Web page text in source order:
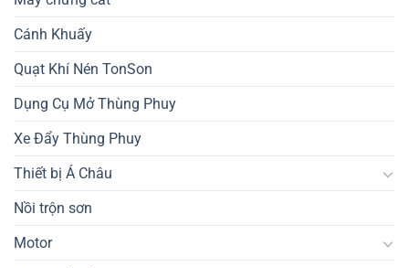
Cánh Khuấy
Quạt Khí Nén TonSon
Dụng Cụ Mở Thùng Phuy
Xe Đẩy Thùng Phuy
Thiết bị Á Châu
Nồi trộn sơn
Motor